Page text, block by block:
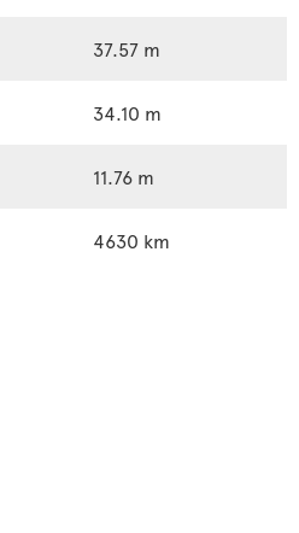
37.57 m
34.10 m
11.76 m
4630 km